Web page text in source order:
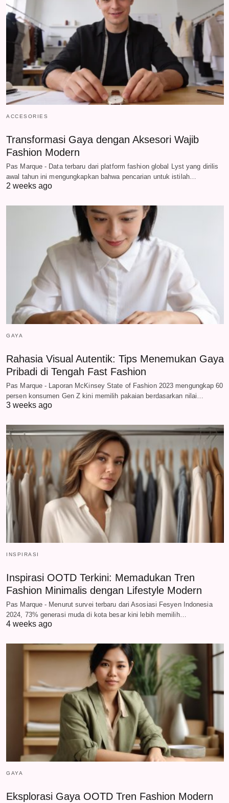
ACCESORIES
Transformasi Gaya dengan Aksesori Wajib
Fashion Modern
Pas Marque - Data terbaru dari platform fashion global Lyst yang dirilis
awal tahun ini mengungkapkan bahwa pencarian untuk istilah…
2 weeks ago
GAYA
Rahasia Visual Autentik: Tips Menemukan Gaya
Pribadi di Tengah Fast Fashion
Pas Marque - Laporan McKinsey State of Fashion 2023 mengungkap 60
persen konsumen Gen Z kini memilih pakaian berdasarkan nilai…
3 weeks ago
INSPIRASI
Inspirasi OOTD Terkini: Memadukan Tren
Fashion Minimalis dengan Lifestyle Modern
Pas Marque - Menurut survei terbaru dari Asosiasi Fesyen Indonesia
2024, 73% generasi muda di kota besar kini lebih memilih…
4 weeks ago
GAYA
Eksplorasi Gaya OOTD Tren Fashion Modern